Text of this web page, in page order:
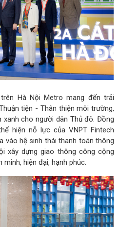
Hà Nội Metro mang đến trải
tiện - Thân thiện môi trường,
xanh cho người dân Thủ đô. Đồng
hiện nỗ lực của VNPT Fintech
vào hệ sinh thái thanh toán thông
xây dựng giao thông công cộng
hiện đại, hạnh phúc.